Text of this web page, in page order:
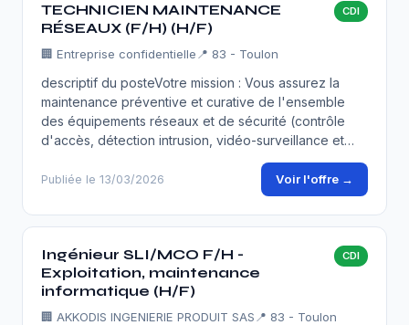
TECHNICIEN MAINTENANCE
RÉSEAUX (F/H) (H/F)
CDI
🏢 Entreprise confidentielle 📍 83 - Toulon
descriptif du posteVotre mission : Vous assurez la
maintenance préventive et curative de l'ensemble
des équipements réseaux et de sécurité (contrôle
d'accès, détection intrusion, vidéo-surveillance et…
Publiée le 13/03/2026 Voir l'offre →
Ingénieur SLI/MCO F/H -
Exploitation, maintenance
informatique (H/F)
CDI
🏢 AKKODIS INGENIERIE PRODUIT SAS 📍 83 - Toulon